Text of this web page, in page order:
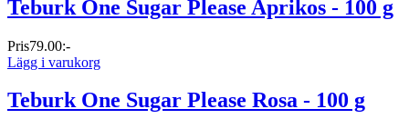
Teburk One Sugar Please Aprikos - 100 g
Pris79.00:-
Lägg i varukorg
Teburk One Sugar Please Rosa - 100 g